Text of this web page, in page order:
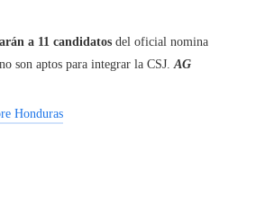
a 11 candidatos del oficial nomina
son aptos para integrar la CSJ. AG
Honduras